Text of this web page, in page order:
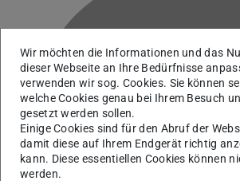
Wir möchten die Informationen und das
dieser Webseite an Ihre Bedürfnisse
verwenden wir sog. Cookies. Sie können
welche Cookies genau bei Ihrem Besuch
gesetzt werden sollen.
Einige Cookies sind für den Abruf der
damit diese auf Ihrem Endgerät richtig
kann. Diese essentiellen Cookies können
werden.